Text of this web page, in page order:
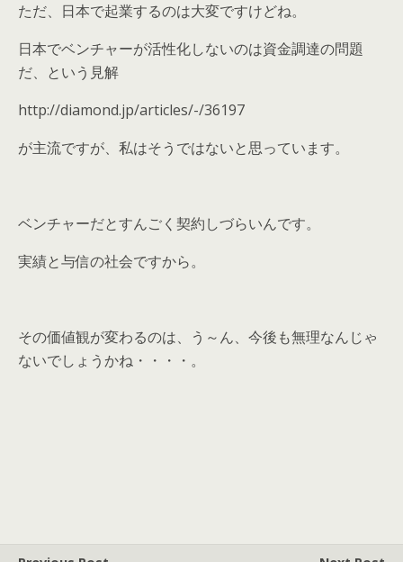
ただ、日本で起業するのは大変ですけどね。
日本でベンチャーが活性化しないのは資金調達の問題
だ、という見解
http://diamond.jp/articles/-/36197
が主流ですが、私はそうではないと思っています。
ベンチャーだとすんごく契約しづらいんです。
実績と与信の社会ですから。
その価値観が変わるのは、う～ん、今後も無理なんじゃ
ないでしょうかね・・・・。